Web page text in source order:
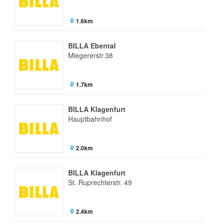
1.6km
BILLA Ebental
Miegererstr.38
1.7km
BILLA Klagenfurt
Hauptbahnhof
2.0km
BILLA Klagenfurt
St. Ruprechterstr. 49
2.4km